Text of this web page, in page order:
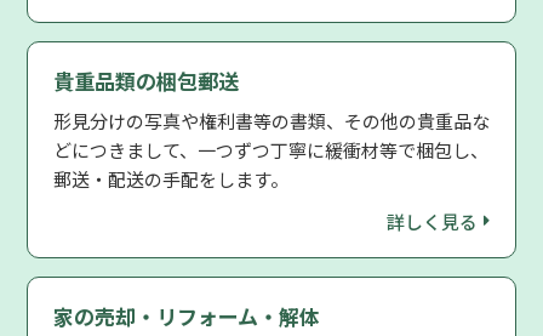
貴重品類の梱包郵送
形見分けの写真や権利書等の書類、その他の貴重品な
どにつきまして、一つずつ丁寧に緩衝材等で梱包し、
郵送・配送の手配をします。
詳しく見る
家の売却・リフォーム・解体